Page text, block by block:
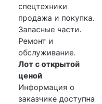
спецтехники
продажа и покупка.
Запасные части.
Ремонт и
обслуживание.
Лот с открытой
ценой
Информация о
заказчике доступна